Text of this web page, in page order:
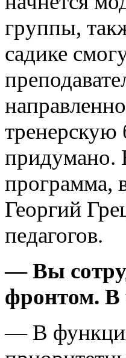
группы,
садике
тренерскую
придумано.
программа,
Георгий
педагогов.
— Вы
фронтом. В
— В